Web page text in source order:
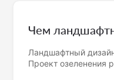
Чем
Ландшафтный
Проект озеленения